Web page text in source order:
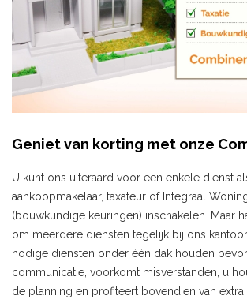
Geniet van korting met onze
U kunt ons uiteraard voor een enkele dienst
aankoopmakelaar, taxateur of Integraal
(bouwkundige keuringen) inschakelen. Maar
om meerdere diensten tegelijk bij ons
nodige diensten onder één dak houden
communicatie, voorkomt misverstanden, u
de planning en profiteert bovendien van extra